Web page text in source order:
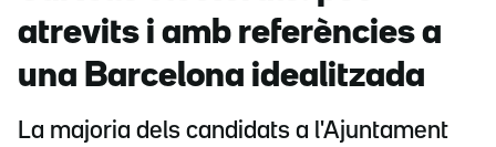
atrevits i amb referències a
una Barcelona idealitzada
La majoria dels candidats a l'Ajuntament